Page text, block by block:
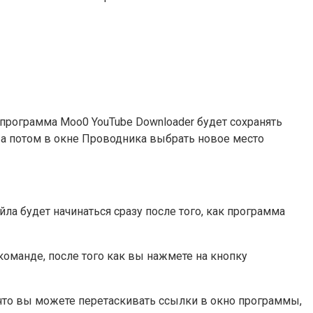
Moo0 YouTube Downloader будет сохранять
потом в окне Проводника выбрать новое место
будет начинаться сразу после того, как программа
после того как вы нажмете на кнопку
вы можете перетаскивать ссылки в окно программы,